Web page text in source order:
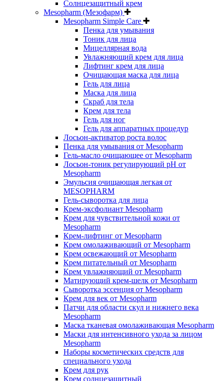
Солнцезащитный крем
Mesopharm (Мезофарм)
Mesopharm Simple Care
Пенка для умывания
Тоник для лица
Мицеллярная вода
Увлажняющий крем для лица
Лифтинг крем для лица
Очищающая маска для лица
Гель для лица
Маска для лица
Скраб для тела
Крем для тела
Гель для ног
Гель для аппаратных процедур
Лосьон-активатор роста волос
Пенка для умывания от Mesopharm
Гель-масло очищающее от Mesopharm
Лосьон-тоник регулирующий рН от
Mesopharm
Эмульсия очищающая легкая от
MESOPHARM
Гель-сыворотка для лица
Крем-эксфолиант Mesopharm
Крем для чувствительной кожи от
Mesopharm
Крем-лифтинг от Mesopharm
Крем омолаживающий от Mesopharm
Крем освежающий от Mesopharm
Крем питательный от Mesopharm
Крем увлажняющий от Mesopharm
Матирующий крем-шелк от Mesopharm
Сыворотка эссенция от Mesopharm
Крем для век от Mesopharm
Патчи для области скул и нижнего века
Mesopharm
Маска тканевая омолаживающая Mesopharm
Маски для интенсивного ухода за лицом
Mesopharm
Наборы косметических средств для
специального ухода
Крем для рук
Крем солнцезащитный